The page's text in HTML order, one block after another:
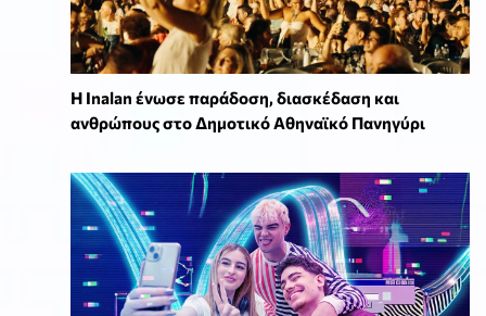
Η Inalan ένωσε παράδοση, διασκέδαση και
ανθρώπους στο Δημοτικό Αθηναϊκό Πανηγύρι